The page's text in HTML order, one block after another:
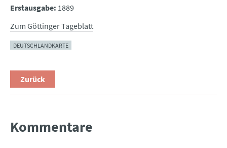
Erstausgabe: 1889
Zum Göttinger Tageblatt
DEUTSCHLANDKARTE
Zurück
Kommentare